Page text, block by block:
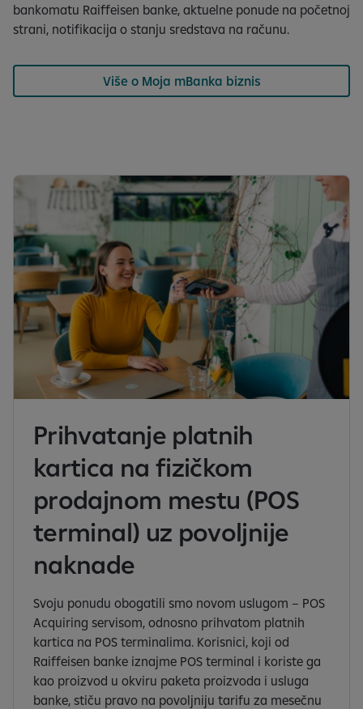
bankomatu Raiffeisen banke, aktuelne ponude na početnoj
strani, notifikacija o stanju sredstava na računu.
Više o Moja mBanka biznis
Prihvatanje platnih
kartica na fizičkom
prodajnom mestu (POS
terminal) uz povoljnije
naknade
Svoju ponudu obogatili smo novom uslugom – POS
Acquiring servisom, odnosno prihvatom platnih
kartica na POS terminalima. Korisnici, koji od
Raiffeisen banke iznajme POS terminal i koriste ga
kao proizvod u okviru paketa proizvoda i usluga
banke, stiču pravo na povoljniju tarifu za mesečnu